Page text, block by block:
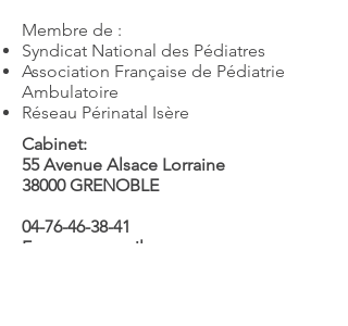
Membre de :
Syndicat National des Pédiatres
Association Française de Pédiatrie
Ambulatoire
Réseau Périnatal Isère
Cabinet:
55 Avenue Alsace Lorraine
38000 GRENOBLE
04-76-46-38-41
Envoyer un mail